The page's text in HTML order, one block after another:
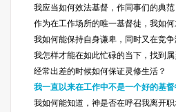
我应当如何效法基督，作同事们的典范
作为在工作场所的唯一基督徒，我如何
我如何能保持自身谦卑，同时又在竞
我怎样才能在如此忙碌的当下，找到
经常出差的时候如何保证灵修生活？
我一直以来在工作中不是一个好的基
我如何能知道，神是否在呼召我离开